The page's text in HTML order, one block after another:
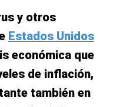
y otros
Estados Unidos
económica que
de inflación,
también en